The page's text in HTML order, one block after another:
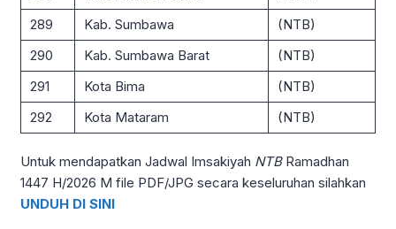
289
Kab. Sumbawa
(NTB)
290
Kab. Sumbawa Barat
(NTB)
291
Kota Bima
(NTB)
292
Kota Mataram (NTB)
Untuk mendapatkan Jadwal Imsakiyah NTBRamadhan
1447 H/2026 M file PDF/JPG secara keseluruhan silahkan
UNDUH DI SINI